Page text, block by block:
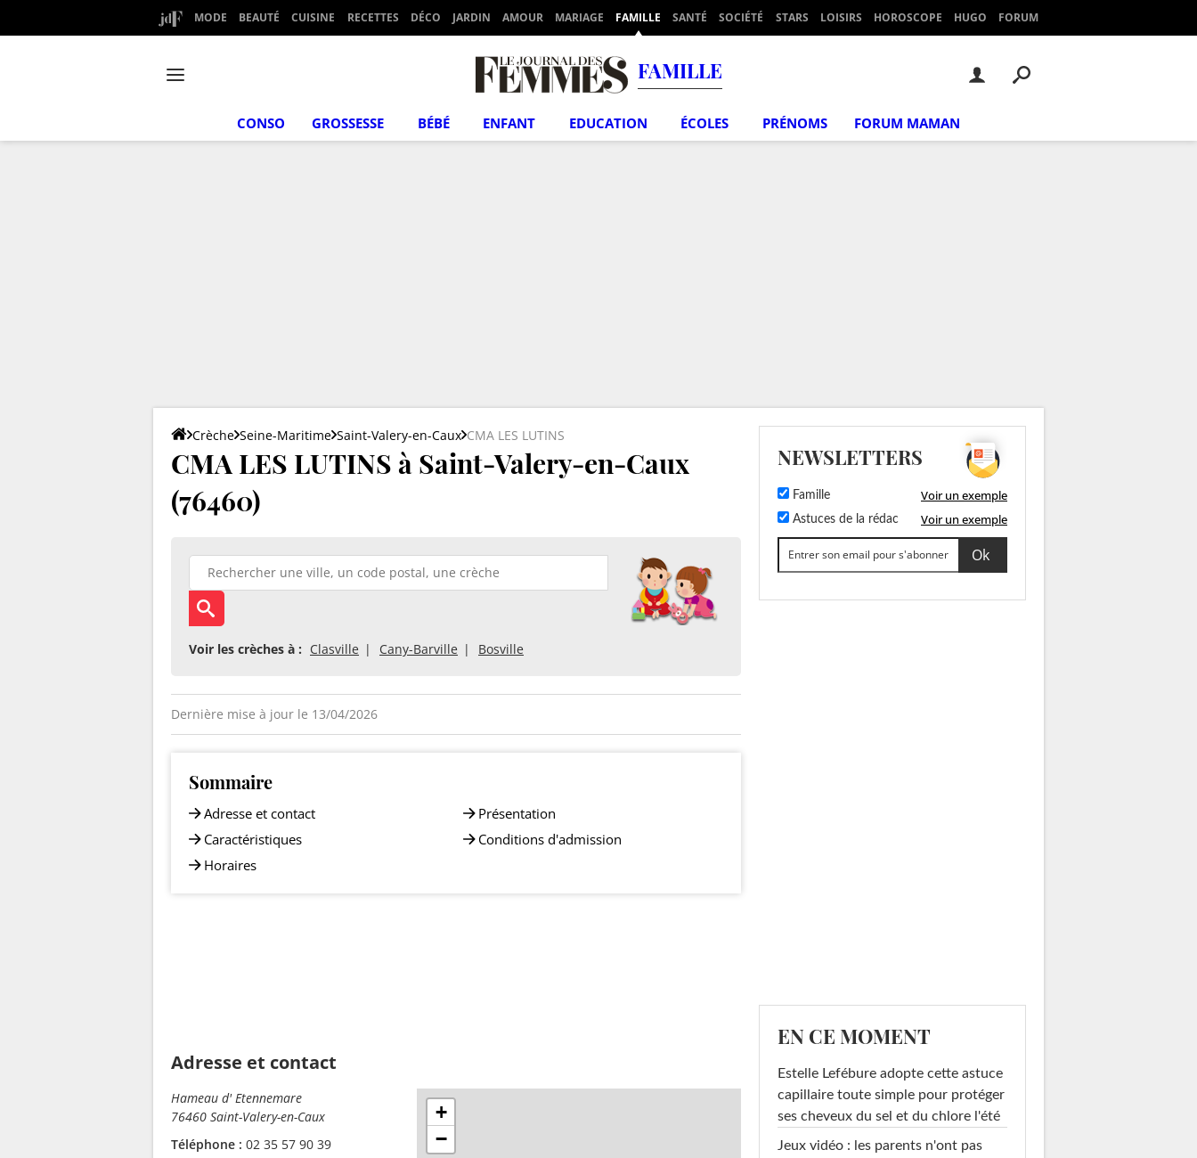
MODE BEAUTÉ CUISINE RECETTES DÉCO JARDIN AMOUR MARIAGE FAMILLE SANTÉ SOCIÉTÉ STARS LOISIRS HOROSCOPE HUGO FORUM
FAMILLE
CONSO GROSSESSE BÉBÉ ENFANT EDUCATION ÉCOLES PRÉNOMS FORUM MAMAN
Crèche Seine-Maritime Saint-Valery-en-Caux CMA LES LUTINS
CMA LES LUTINS à Saint-Valery-en-Caux
(76460)
Voir les crèches à : Clasville Cany-Barville Bosville
Dernière mise à jour le 13/04/2026
Sommaire
Adresse et contact
Caractéristiques
Horaires
Présentation
Conditions d'admission
Adresse et contact
Hameau d' Etennemare
76460 Saint-Valery-en-Caux
Téléphone : 02 35 57 90 39
+
−
NEWSLETTERS
Famille Voir un exemple
Astuces de la rédac Voir un exemple
EN CE MOMENT
Estelle Lefébure adopte cette astuce
capillaire toute simple pour protéger
ses cheveux du sel et du chlore l'été
Jeux vidéo : les parents n'ont pas